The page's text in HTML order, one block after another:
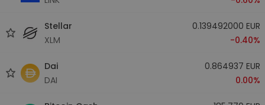
Stellar
XLM
0.139492000 EUR
-0.40%
Dai
DAI
0.864937 EUR
0.00%